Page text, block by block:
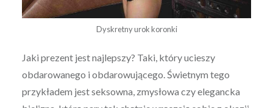
Dyskretny urok koronki
Jaki prezent jest najlepszy? Taki, który ucieszy
obdarowanego i obdarowującego. Świetnym tego
przykładem jest seksowna, zmysłowa czy elegancka